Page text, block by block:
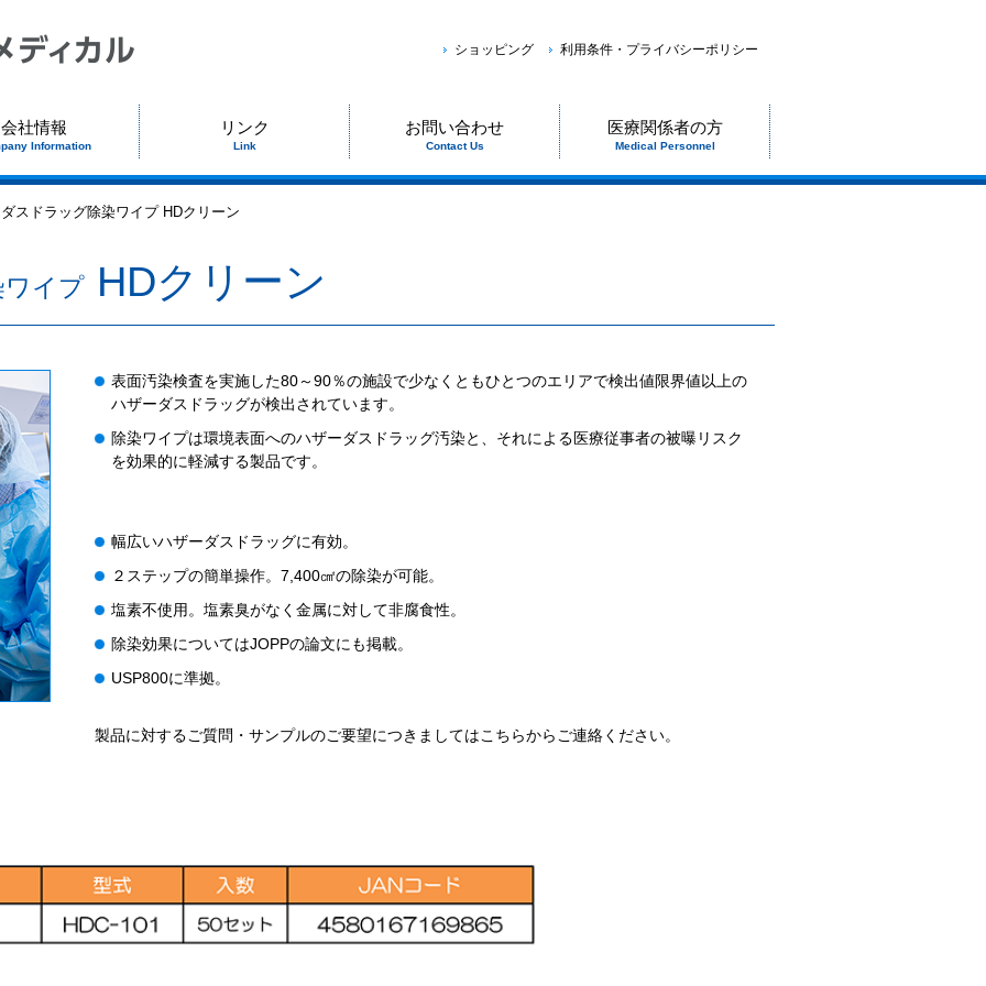
ショッピング 利用条件・プライバシーポリシー
会社情報
Information
リンク
Link
お問い合わせ
Contact Us
医療関係者の方
Medical Personnel
スドラッグ除染ワイプ HDクリーン
イプ HDクリーン
表面汚染検査を実施した80～90％の施設で少なくともひとつのエリアで検出値限界値以上の
ハザーダスドラッグが検出されています。
除染ワイプは環境表面へのハザーダスドラッグ汚染と、それによる医療従事者の被曝リスク
を効果的に軽減する製品です。
幅広いハザーダスドラッグに有効。
２ステップの簡単操作。7,400㎠の除染が可能。
塩素不使用。塩素臭がなく金属に対して非腐食性。
除染効果についてはJOPPの論文にも掲載。
USP800に準拠。
製品に対するご質問・サンプルのご要望につきましてはこちらからご連絡ください。